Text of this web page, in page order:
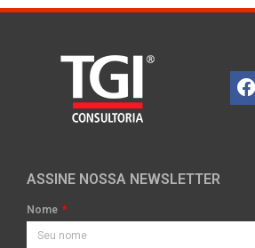
ASSINE NOSSA NEWSLETTER
Nome